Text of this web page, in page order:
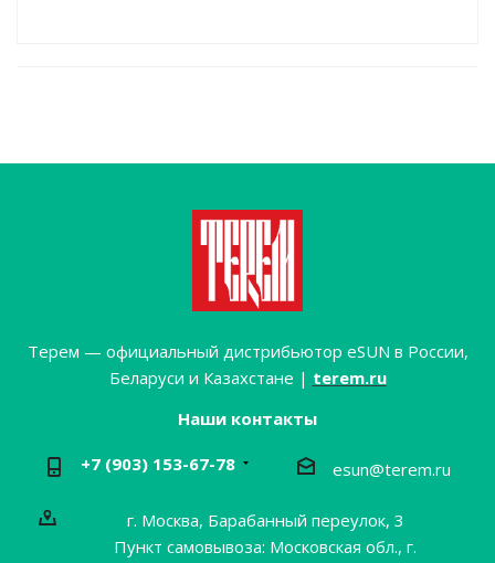
Терем — официальный дистрибьютор eSUN в России,
Беларуси и Казахстане | terem.ru
Наши контакты
+7 (903) 153-67-78 esun@terem.ru
г. Москва, Барабанный переулок, 3
Пункт самовывоза: Московская обл., г.